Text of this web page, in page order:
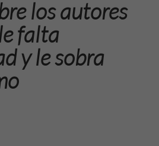
los autores
falta
y le sobra